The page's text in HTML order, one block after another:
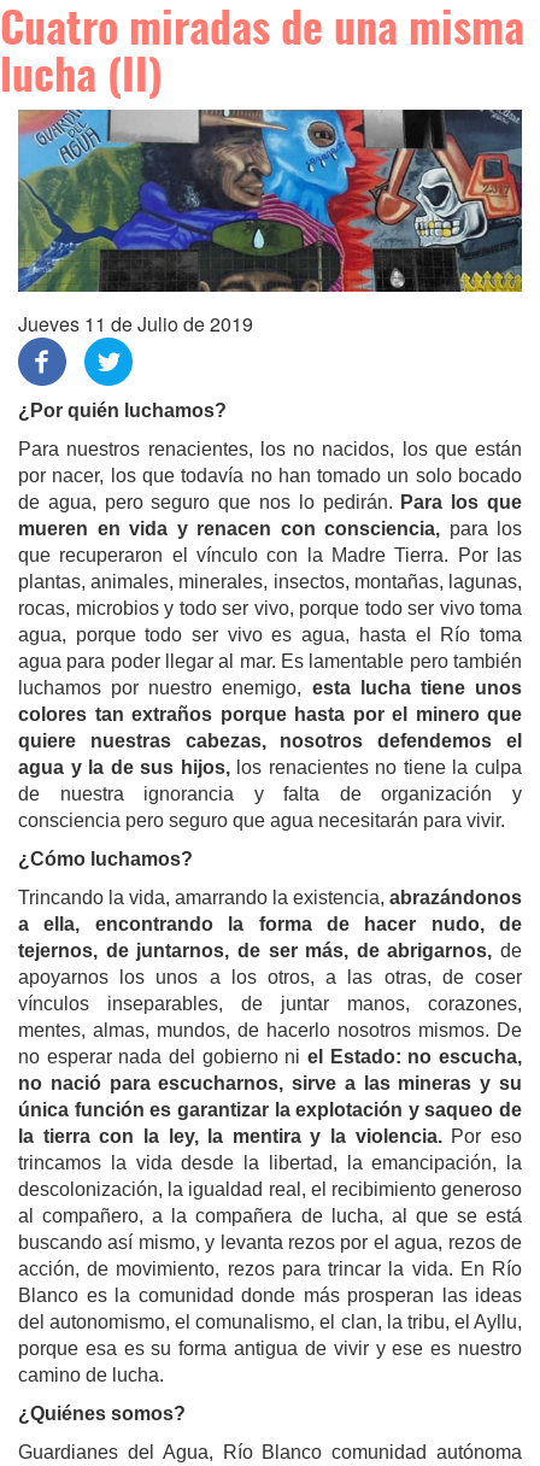
Cuatro miradas de una misma
lucha (II)
Jueves 11 de Julio de 2019
¿Por quién luchamos?
Para nuestros renacientes, los no nacidos, los que están
por nacer, los que todavía no han tomado un solo bocado
de agua, pero seguro que nos lo pedirán. Para los que
mueren en vida y renacen con consciencia, para los
que recuperaron el vínculo con la Madre Tierra. Por las
plantas, animales, minerales, insectos, montañas, lagunas,
rocas, microbios y todo ser vivo, porque todo ser vivo toma
agua, porque todo ser vivo es agua, hasta el Río toma
agua para poder llegar al mar. Es lamentable pero también
luchamos por nuestro enemigo, esta lucha tiene unos
colores tan extraños porque hasta por el minero que
quiere nuestras cabezas, nosotros defendemos el
agua y la de sus hijos,los renacientes no tiene la culpa
de nuestra ignorancia y falta de organización y
consciencia pero seguro que agua necesitarán para vivir.
¿Cómo luchamos?
Trincando la vida, amarrando la existencia, abrazándonos
a ella, encontrando la forma de hacer nudo, de
tejernos, de juntarnos, de ser más, de abrigarnos, de
apoyarnos los unos a los otros, a las otras, de coser
vínculos inseparables, de juntar manos, corazones,
mentes, almas, mundos, de hacerlo nosotros mismos. De
no esperar nada del gobierno ni el Estado: no escucha,
no nació para escucharnos, sirve a las mineras y su
única función es garantizar la explotación y saqueo de
la tierra con la ley, la mentira y la violencia.Por eso
trincamos la vida desde la libertad, la emancipación, la
descolonización, la igualdad real, el recibimiento generoso
al compañero, a la compañera de lucha, al que se está
buscando así mismo, y levanta rezos por el agua, rezos de
acción, de movimiento, rezos para trincar la vida. En Río
Blanco es la comunidad donde más prosperan las ideas
del autonomismo, el comunalismo, el clan, la tribu, el Ayllu,
porque esa es su forma antigua de vivir y ese es nuestro
camino de lucha.
¿Quiénes somos?
Guardianes del Agua, Río Blanco comunidad autónoma